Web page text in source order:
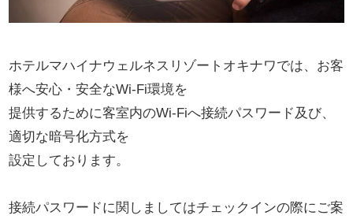
ホテルマハイナウェルネスリゾートオキナワでは、お客
様へ安心・安全なWi-Fi環境を
提供するために客室内のWi-Fiへ接続パスワード及び、
適切な暗号化方式を
設定しております。
接続パスワードに関しましてはチェックインの際にご案